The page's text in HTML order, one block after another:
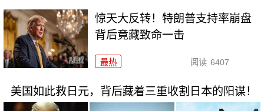
惊天大反转！特朗普支持率崩盘
背后竟藏致命一击
最热 阅读 6407
美国如此救日元，背后藏着三重收割日本的阳谋！